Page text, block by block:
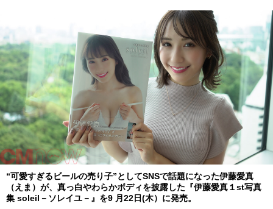
“可愛すぎるビールの売り子”としてSNSで話題になった伊藤愛真
（えま）が、真っ白やわらかボディを披露した『伊藤愛真１st写真
集 soleil－ソレイユ－』を9 月22日(木）に発売。